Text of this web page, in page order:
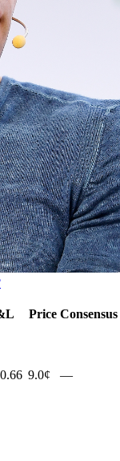
Price Consensus
9.0¢ —